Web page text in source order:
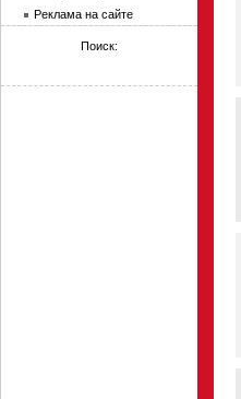
Реклама на сайте
Поиск: